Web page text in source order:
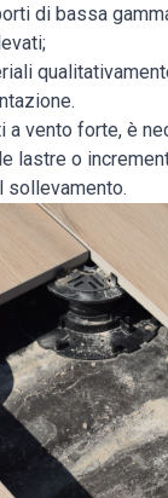
di bassa
a vento forte, è
lastre o
sollevamento.